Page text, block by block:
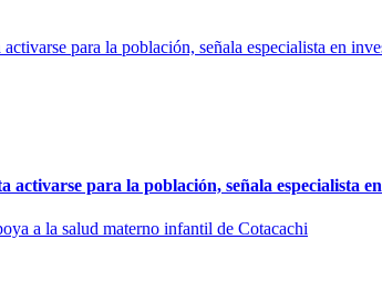
para la población, señala especialista